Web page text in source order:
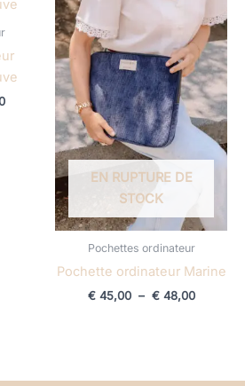
prix :
€ 48,00
EN RUPTURE DE
STOCK
Pochettes ordinateur
Pochette ordinateur Marine
€45,00 – €48,00
€ 45,00
à
€ 48,00